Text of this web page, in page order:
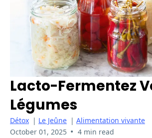
Lacto-Fermentez
Légumes
Détox | Le Jeûne | Alimentation vivante
October 01, 2025 • 4 min read